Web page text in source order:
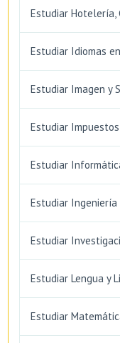
Estudiar Hotelería,
Estudiar Idiomas
Estudiar Imagen y
Estudiar
Estudiar
Estudiar Ingeniería
Estudiar
Estudiar Lengua y
Estudiar